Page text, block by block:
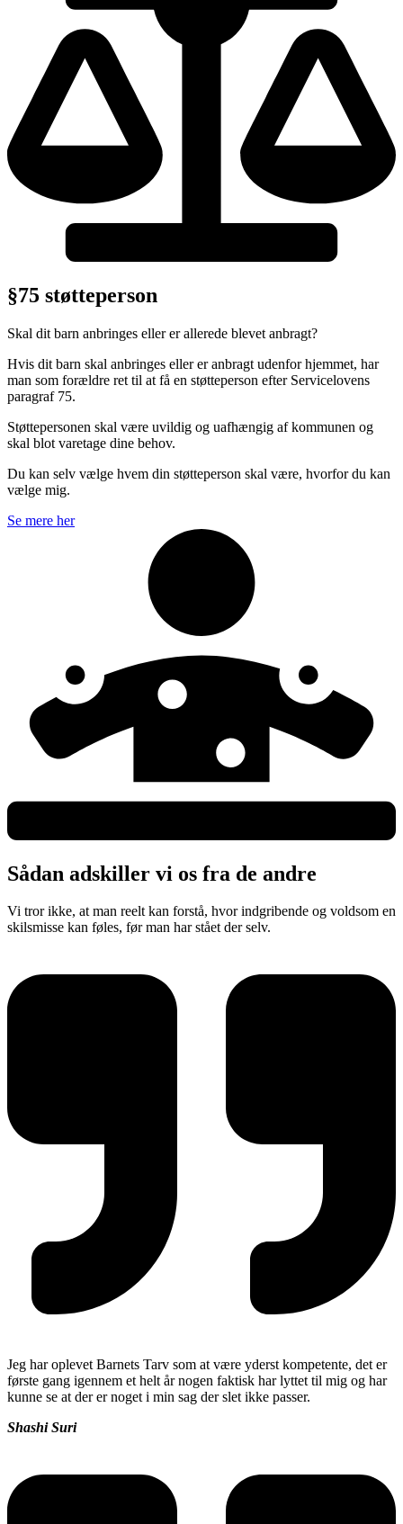
§75 støtteperson
Skal dit barn anbringes eller er allerede blevet anbragt?
Hvis dit barn skal anbringes eller er anbragt udenfor hjemmet, har
man som forældre ret til at få en støtteperson efter Servicelovens
paragraf 75.
Støttepersonen skal være uvildig og uafhængig af kommunen og
skal blot varetage dine behov.
Du kan selv vælge hvem din støtteperson skal være, hvorfor du kan
vælge mig.
Se mere her
Sådan adskiller vi os fra de andre
Vi tror ikke, at man reelt kan forstå, hvor indgribende og voldsom en
skilsmisse kan føles, før man har stået der selv.
Jeg har oplevet Barnets Tarv som at være yderst kompetente, det er
første gang igennem et helt år nogen faktisk har lyttet til mig og har
kunne se at der er noget i min sag der slet ikke passer.
Shashi Suri